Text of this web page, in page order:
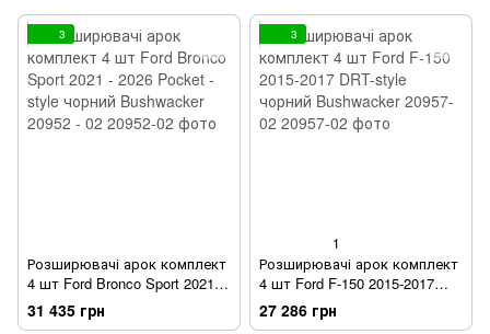
3
Розширювачі арок комплект
4 шт Ford Bronco Sport 2021 -
2026 Pocket - style чорний
Bushwacker 20952 - 02
31 435 грн
3
1
Розширювачі арок комплект
4 шт Ford F-150 2015-2017
DRT-style чорний Bushwacker
20957-02
27 286 грн